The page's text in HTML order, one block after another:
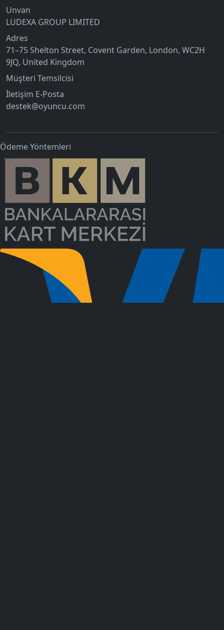
Unvan
LUDEXA GROUP LIMITED
Adres
71–75 Shelton Street, Covent Garden, London, WC2H
9JQ, United Kingdom
Müşteri Temsilcisi
İletişim E-Posta
destek@oyuncu.com
Ödeme Yöntemleri